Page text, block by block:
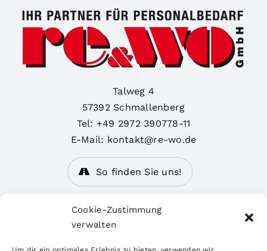
Cookie-Zustimmung
verwalten
Talweg 4
57392 Schmallenberg
Tel: +49 2972 390778-11
E-Mail: kontakt@re-wo.de
So finden Sie uns!
Personaldienstleistungen
Stellenangebote